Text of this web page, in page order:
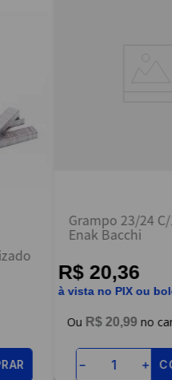
uma avaliação
Grampo 23/24
Enak Bacchi
R$ 20,36
à vista no PIX ou
R$ 20,99
＋
－